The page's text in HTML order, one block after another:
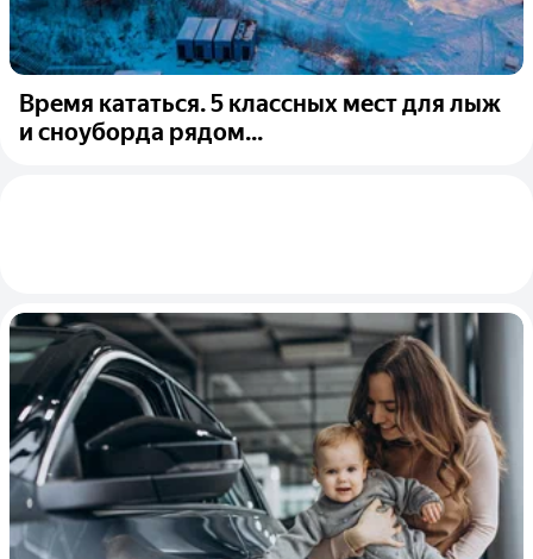
Время кататься. 5 классных мест для лыж
и сноуборда рядом...